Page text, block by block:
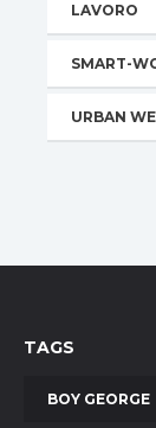
LAVORO
SMART-
URBAN
TAGS
BOY GEORGE